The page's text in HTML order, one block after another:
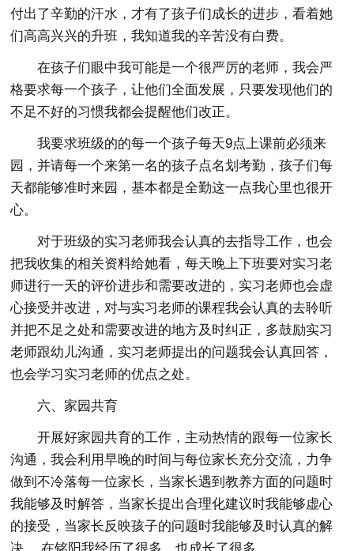
付出了辛勤的汗水，才有了孩子们成长的进步，看着她
们高高兴兴的升班，我知道我的辛苦没有白费。
在孩子们眼中我可能是一个很严厉的老师，我会严
格要求每一个孩子，让他们全面发展，只要发现他们的
不足不好的习惯我都会提醒他们改正。
我要求班级的的每一个孩子每天9点上课前必须来
园，并请每一个来第一名的孩子点名划考勤，孩子们每
天都能够准时来园，基本都是全勤这一点我心里也很开
心。
对于班级的实习老师我会认真的去指导工作，也会
把我收集的相关资料给她看，每天晚上下班要对实习老
师进行一天的评价进步和需要改进的，实习老师也会虚
心接受并改进，对与实习老师的课程我会认真的去聆听
并把不足之处和需要改进的地方及时纠正，多鼓励实习
老师跟幼儿沟通，实习老师提出的问题我会认真回答，
也会学习实习老师的优点之处。
六、家园共育
开展好家园共育的工作，主动热情的跟每一位家长
沟通，我会利用早晚的时间与每位家长充分交流，力争
做到不冷落每一位家长，当家长遇到教养方面的问题时
我能够及时解答，当家长提出合理化建议时我能够虚心
的接受，当家长反映孩子的问题时我能够及时认真的解